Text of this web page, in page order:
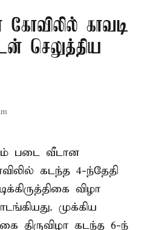
கோவிலில் காவடி
செலுத்திய
ம் படை வீடான
கடந்த 4-ந்தேதி
விழா
முக்கிய
திருவிழா கடந்த 6-ந்